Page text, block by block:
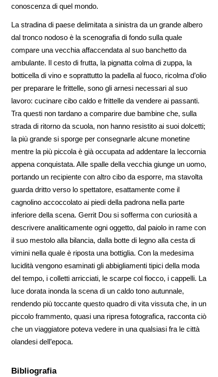
conoscenza di quel mondo.
La stradina di paese delimitata a sinistra da un grande albero
dal tronco nodoso è la scenografia di fondo sulla quale
compare una vecchia affaccendata al suo banchetto da
ambulante. Il cesto di frutta, la pignatta colma di zuppa, la
botticella di vino e soprattutto la padella al fuoco, ricolma d’olio
per preparare le frittelle, sono gli arnesi necessari al suo
lavoro: cucinare cibo caldo e frittelle da vendere ai passanti.
Tra questi non tardano a comparire due bambine che, sulla
strada di ritorno da scuola, non hanno resistito ai suoi dolcetti;
la più grande si sporge per consegnarle alcune monetine
mentre la più piccola è già occupata ad addentare la leccornia
appena conquistata. Alle spalle della vecchia giunge un uomo,
portando un recipiente con altro cibo da esporre, ma stavolta
guarda dritto verso lo spettatore, esattamente come il
cagnolino accoccolato ai piedi della padrona nella parte
inferiore della scena. Gerrit Dou si sofferma con curiosità a
descrivere analiticamente ogni oggetto, dal paiolo in rame con
il suo mestolo alla bilancia, dalla botte di legno alla cesta di
vimini nella quale è riposta una bottiglia. Con la medesima
lucidità vengono esaminati gli abbigliamenti tipici della moda
del tempo, i colletti arricciati, le scarpe col fiocco, i cappelli. La
luce dorata inonda la scena di un caldo tono autunnale,
rendendo più toccante questo quadro di vita vissuta che, in un
piccolo frammento, quasi una ripresa fotografica, racconta ciò
che un viaggiatore poteva vedere in una qualsiasi fra le città
olandesi dell’epoca.
Bibliografia